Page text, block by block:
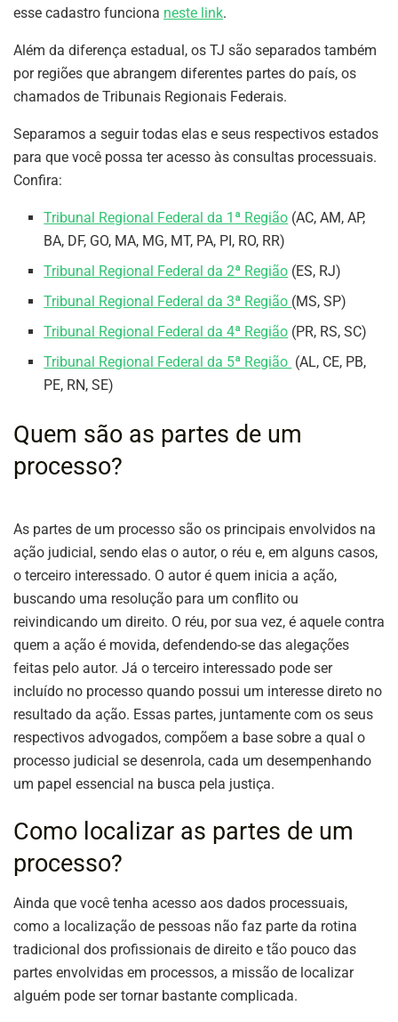
esse cadastro funciona neste link.
Além da diferença estadual, os TJ são separados também
por regiões que abrangem diferentes partes do país, os
chamados de Tribunais Regionais Federais.
Separamos a seguir todas elas e seus respectivos estados
para que você possa ter acesso às consultas processuais.
Confira:
Tribunal Regional Federal da 1ª Região (AC, AM, AP,
BA, DF, GO, MA, MG, MT, PA, PI, RO, RR)
Tribunal Regional Federal da 2ª Região (ES, RJ)
Tribunal Regional Federal da 3ª Região (MS, SP)
Tribunal Regional Federal da 4ª Região (PR, RS, SC)
Tribunal Regional Federal da 5ª Região (AL, CE, PB,
PE, RN, SE)
Quem são as partes de um
processo?
As partes de um processo são os principais envolvidos na
ação judicial, sendo elas o autor, o réu e, em alguns casos,
o terceiro interessado. O autor é quem inicia a ação,
buscando uma resolução para um conflito ou
reivindicando um direito. O réu, por sua vez, é aquele contra
quem a ação é movida, defendendo-se das alegações
feitas pelo autor. Já o terceiro interessado pode ser
incluído no processo quando possui um interesse direto no
resultado da ação. Essas partes, juntamente com os seus
respectivos advogados, compõem a base sobre a qual o
processo judicial se desenrola, cada um desempenhando
um papel essencial na busca pela justiça.
Como localizar as partes de um
processo?
Ainda que você tenha acesso aos dados processuais,
como a localização de pessoas não faz parte da rotina
tradicional dos profissionais de direito e tão pouco das
partes envolvidas em processos, a missão de localizar
alguém pode ser tornar bastante complicada.